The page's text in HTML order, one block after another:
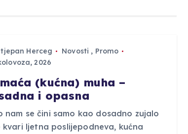
Herceg Novosti , Promo
2026
(kućna) muha –
i opasna
nam se čini samo kao dosadno zujalo
kvari ljetna poslijepodneva, kućna